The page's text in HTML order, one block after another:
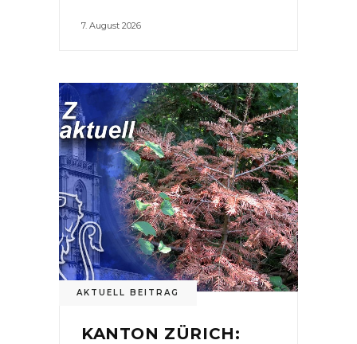
7. August 2026
AKTUELL BEITRAG
KANTON ZÜRICH: